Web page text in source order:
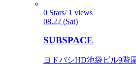
0 Stars/ 1 views
08.22 (Sat)
SUBSPACE
ヨドバシHD池袋ビル9階